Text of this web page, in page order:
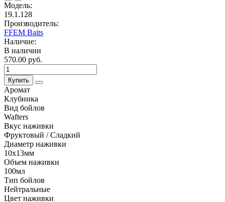
Модель:
19.1.128
Производитель:
FFEM Baits
Наличие:
В наличии
570.00 руб.
Купить
Аромат
Клубника
Вид бойлов
Wafters
Вкус наживки
Фруктовый / Сладкий
Диаметр наживки
10х13мм
Объем наживки
100мл
Тип бойлов
Нейтральные
Цвет наживки